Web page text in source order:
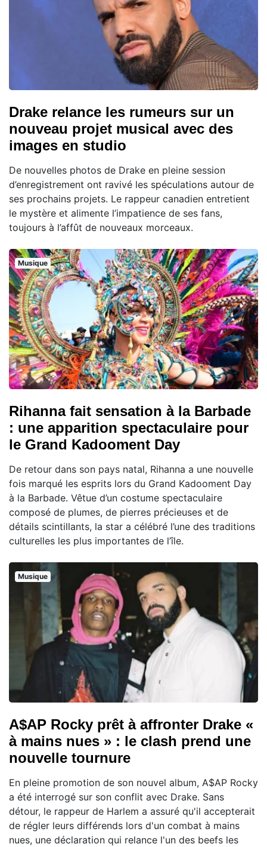
Drake relance les rumeurs sur un
nouveau projet musical avec des
images en studio
De nouvelles photos de Drake en pleine session
d’enregistrement ont ravivé les spéculations autour de
ses prochains projets. Le rappeur canadien entretient
le mystère et alimente l’impatience de ses fans,
toujours à l’affût de nouveaux morceaux.
Musique
Rihanna fait sensation à la Barbade
: une apparition spectaculaire pour
le Grand Kadooment Day
De retour dans son pays natal, Rihanna a une nouvelle
fois marqué les esprits lors du Grand Kadooment Day
à la Barbade. Vêtue d’un costume spectaculaire
composé de plumes, de pierres précieuses et de
détails scintillants, la star a célébré l’une des traditions
culturelles les plus importantes de l’île.
Musique
A$AP Rocky prêt à affronter Drake «
à mains nues » : le clash prend une
nouvelle tournure
En pleine promotion de son nouvel album, A$AP Rocky
a été interrogé sur son conflit avec Drake. Sans
détour, le rappeur de Harlem a assuré qu'il accepterait
de régler leurs différends lors d'un combat à mains
nues, une déclaration qui relance l'un des beefs les